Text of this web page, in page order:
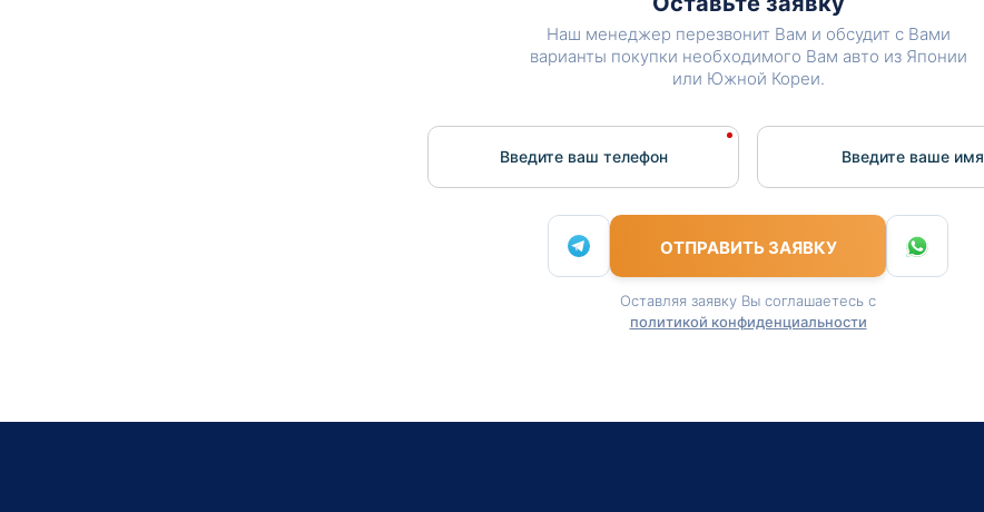
Наш менеджер перезвонит Вам и обсудит с Вами
варианты покупки необходимого Вам авто из Японии
или Южной Кореи.
Введите ваш телефон Введите вашe имя
ОТПРАВИТЬ ЗАЯВКУ
Оставляя заявку Вы соглашаетесь с
политикой конфиденциальности